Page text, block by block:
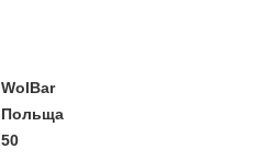
WolBar
Польща
50